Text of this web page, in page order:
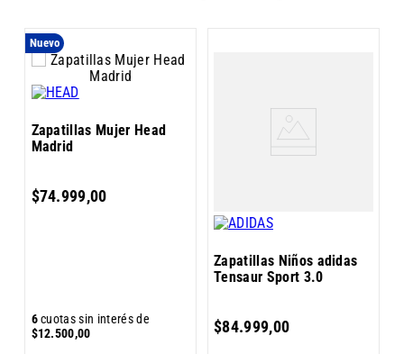
Nuevo
Zapatillas Mujer Head
Madrid
$74.999,00
6cuotas sin interés de
$12.500,00
Zapatillas Niños adidas
Tensaur Sport 3.0
$84.999,00